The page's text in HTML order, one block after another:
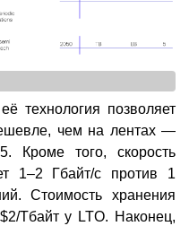
технология позволяет
чем на лентах —
Кроме того, скорость
1–2 Гбайт/с против 1
Стоимость хранения
Тбайт у LTO. Наконец,